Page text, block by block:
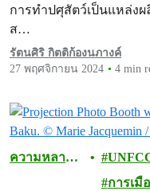
อาหารและเนื้อสัต
การทำปศุสัตว์เป็นแหล่ง
ส…
รัตนศิริ กิตติก้องนภางค์
27 พฤศจิกายน 2024
4 min
ความหลาก
การเมื